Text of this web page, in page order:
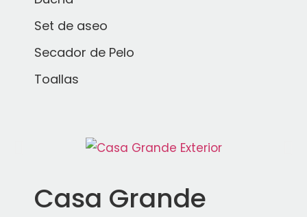
Set de aseo
Secador de Pelo
Toallas
Casa Grande